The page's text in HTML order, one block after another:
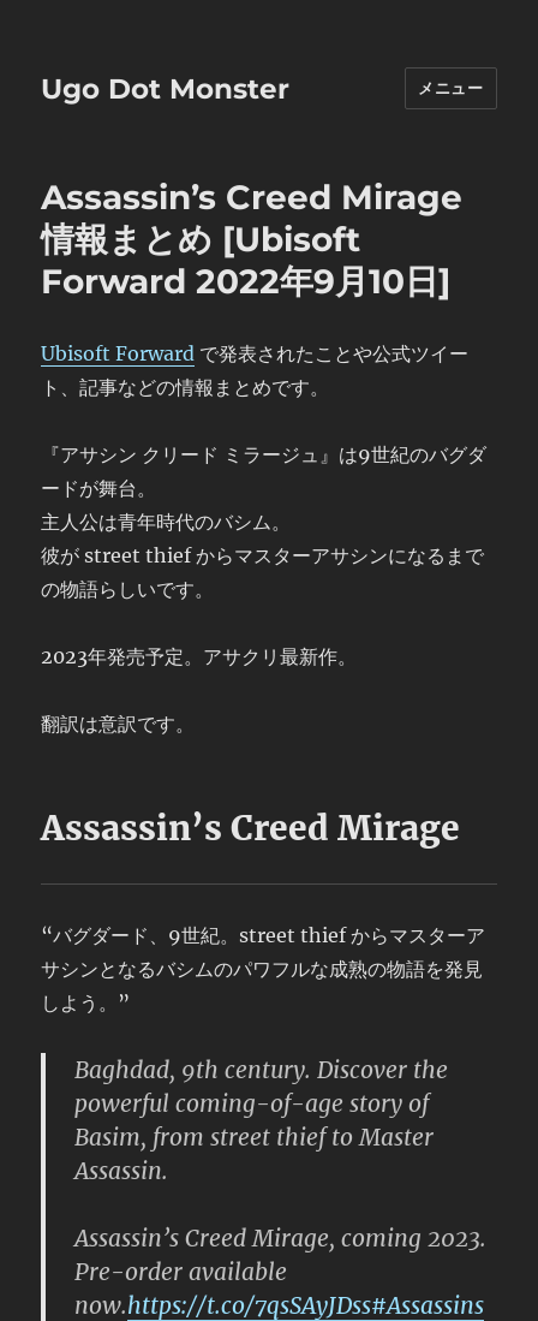
Ugo Dot Monster メニュー
Assassin’s Creed Mirage
情報まとめ [Ubisoft
Forward 2022年9月10日]
Ubisoft Forward で発表されたことや公式ツイー
ト、記事などの情報まとめです。
『アサシン クリード ミラージュ』は9世紀のバグダ
ードが舞台。
主人公は青年時代のバシム。
彼が street thief からマスターアサシンになるまで
の物語らしいです。
2023年発売予定。アサクリ最新作。
翻訳は意訳です。
Assassin’s Creed Mirage
“バグダード、9世紀。street thief からマスターア
サシンとなるバシムのパワフルな成熟の物語を発見
しよう。”
Baghdad, 9th century. Discover the
powerful coming-of-age story of
Basim, from street thief to Master
Assassin.
Assassin’s Creed Mirage, coming 2023.
Pre-order available
now.https://t.co/7qsSAyJDss#Assassins